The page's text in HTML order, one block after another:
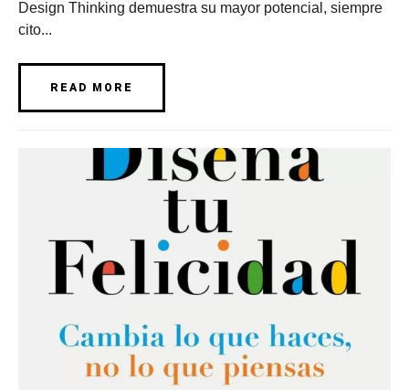
Design Thinking demuestra su mayor potencial, siempre
cito...
READ MORE